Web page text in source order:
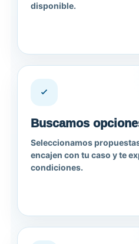
disponible.
Buscamos
Seleccionamos
encajen con tu caso y te
condiciones.